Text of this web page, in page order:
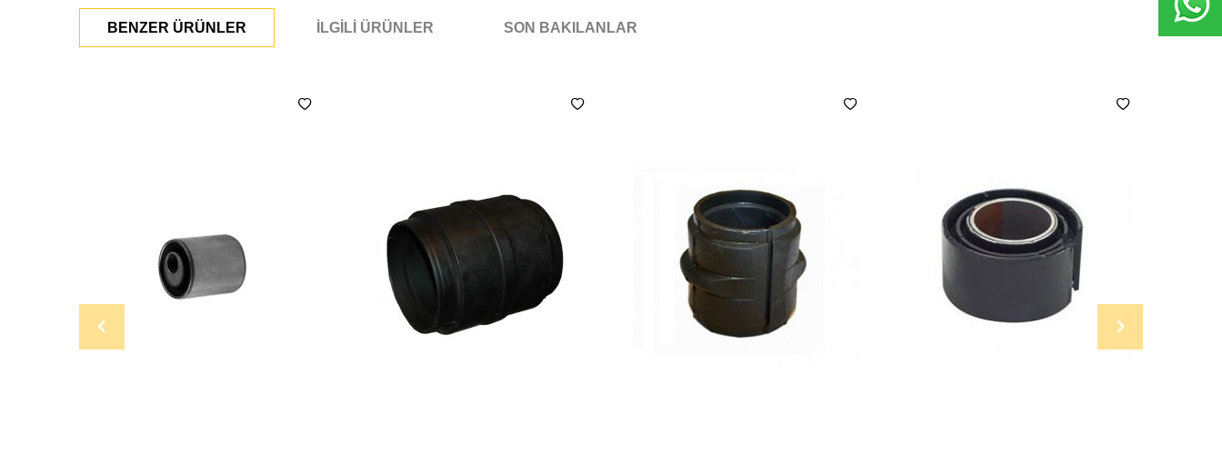
BENZER ÜRÜNLER İLGILI ÜRÜNLER SON BAKILANLAR